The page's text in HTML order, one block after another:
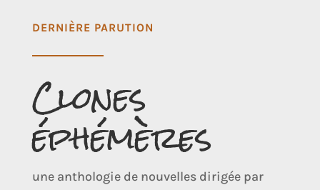
DERNIÈRE PARUTION
Clones
éphémères
une anthologie de nouvelles dirigée par